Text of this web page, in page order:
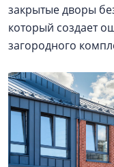
закрытые дворы
который создает
загородного